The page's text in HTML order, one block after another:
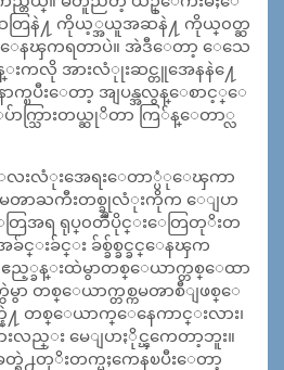
ြနဲ႔ ကိုယ့္အယူအဆနဲ႔ ကိုယ္၀တ္ဆ
ာ့ေနၾကရတာပဲ။ အဲဒီေတာ့ ေသေ
ကလို အားလံုုးဆင္တူအေနနဲ႔ေ
ာက္ၿပီးေတာ့ အျပန္အလွန္ေစာင့္ေ
ာက္သြားတယ္ဆုိတာ ကြ်န္ေတာ္လ
လးလံုးအေရးေတာ္ပံုေၾကာ
ၻာႀကီးတစ္ခုလံုးကိုက ေျပာ
ြအရ ရုပ္၀တၱဳပိုင္းေတြတုိးတ
ခ်င္းခ်င္း ခ်စ္ခ်စ္ခင္ခင္ေနၾက
ည့္ခန္းထဲမွာတစ္ေယာက္တစ္ေထာ
ထဲမွာ တစ္ေယာက္တစ္ကမၻာစီျဖစ္ေ
တစ္ေယာက္ေနေကာင္းလား၊
လည္း မေျပာႏိုင္ၾကေတာ့ဘူး။
ရဲ႕တုိးတက္မႈကေနၿပီးေတာ့